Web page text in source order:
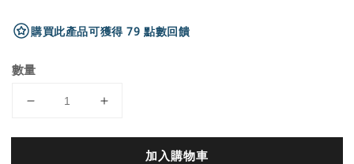
購買此產品可獲得 79 點數回饋
數量
加入購物車